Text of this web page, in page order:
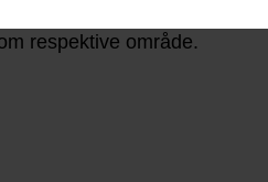
underlättar för dig som
respektive område.